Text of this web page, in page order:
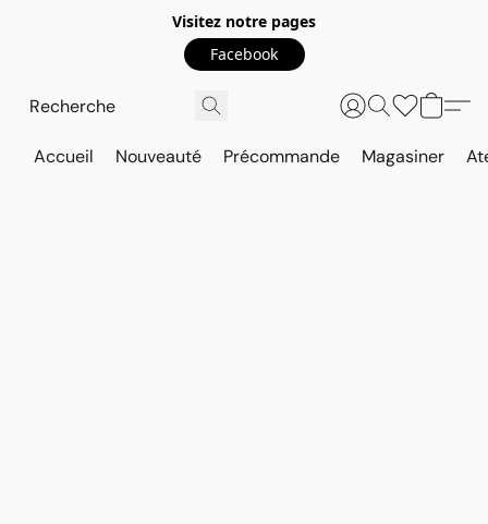
Visitez notre pages
Facebook
Accueil Nouveauté Précommande Magasiner